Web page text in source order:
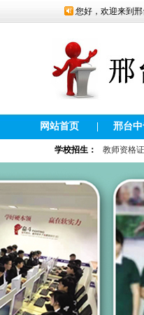
您好，欢迎来到邢
网站首页 邢台
学校招生： 教师资格